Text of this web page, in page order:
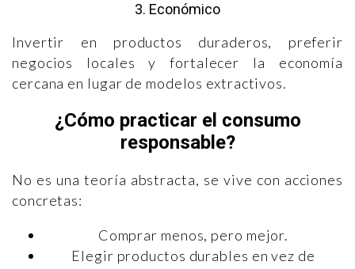
3. Económico
Invertir en productos duraderos, preferir
negocios locales y fortalecer la economía
cercana en lugar de modelos extractivos.
¿Cómo practicar el consumo
responsable?
No es una teoría abstracta, se vive con acciones
concretas:
Comprar menos, pero mejor.
Elegir productos durables en vez de